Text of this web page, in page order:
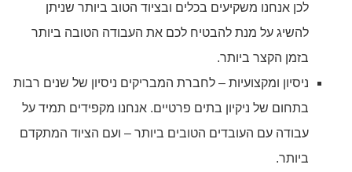
לכן אנחנו משקיעים בכלים ובציוד הטוב ביותר שניתן
להשיג על מנת להבטיח לכם את העבודה הטובה ביותר
בזמן הקצר ביותר.
ניסיון ומקצועיות – לחברת המבריקים ניסיון של שנים רבות
בתחום של ניקיון בתים פרטיים. אנחנו מקפידים תמיד על
עבודה עם העובדים הטובים ביותר – ועם הציוד המתקדם
ביותר.